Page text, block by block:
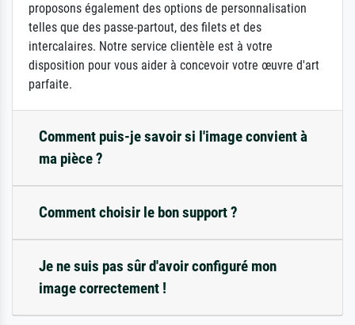
proposons également des options de personnalisation
telles que des passe-partout, des filets et des
intercalaires. Notre service clientèle est à votre
disposition pour vous aider à concevoir votre œuvre d'art
parfaite.
Comment puis-je savoir si l'image convient à
ma pièce ?
Comment choisir le bon support ?
Je ne suis pas sûr d'avoir configuré mon
image correctement !